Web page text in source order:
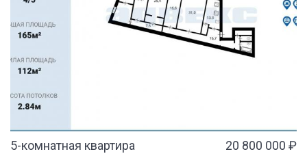
5-комнатная квартира 20 800 000 ₽